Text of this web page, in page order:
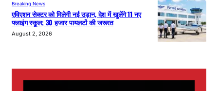
Breaking News
एविएशन सेक्टर को मिलेगी नई उड़ान, देश में खुलेंगे 11 नए
फ्लाइंग स्कूल; 30 हजार पायलटों की जरूरत
August 2, 2026